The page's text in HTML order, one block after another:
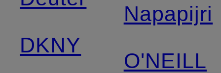
DKNY
Napapijri
O'NEILL